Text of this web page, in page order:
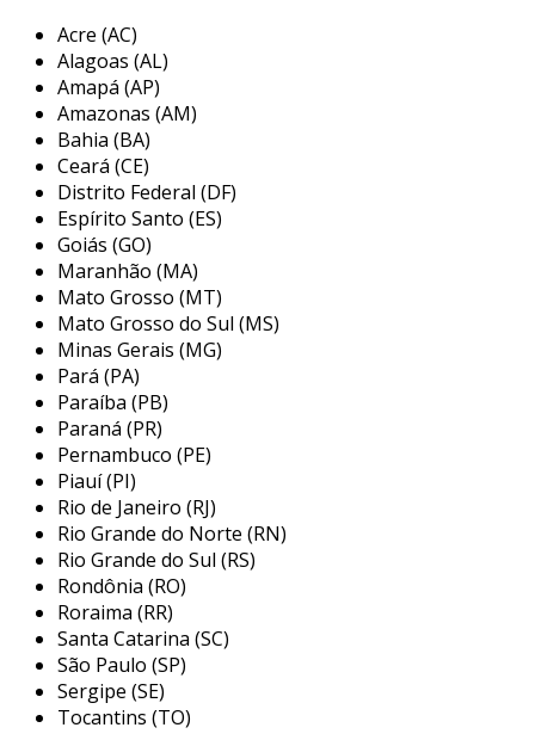
fechamento hermético.
comumente, os selos mecânicos são utilizados
em aplicações que envolvem líquidos
corrosivos, quentes ou abrasivos. o selo
mecânico tipo 21 é conhecido por sua
resistência e durabilidade, tornando-o uma
escolha popular em setores industriais como
petróleo, petroquímica, farmacêutica e
alimentícia.
principais aplicações do selo
mecânico tipo 21
o selo mecânico tipo 21 é versátil e pode ser
aplicado em diversas situações que requerem
vedação segura. ele é especialmente útil em
processos onde a integridade do sistema é
crucial. suas principais aplicações incluem:
bombas industriais:utilizado em bombas
centrífugas e de deslocamento positivo,
onde a vedação contra vazamentos é
essencial para o funcionamento eficiente.
sistemas de resfriamento:
em sistemas onde fluidos refrigerantes
Acre (AC)
Alagoas (AL)
Amapá (AP)
Amazonas (AM)
Bahia (BA)
Ceará (CE)
Distrito Federal (DF)
Espírito Santo (ES)
Goiás (GO)
Maranhão (MA)
Mato Grosso (MT)
Mato Grosso do Sul (MS)
Minas Gerais (MG)
Pará (PA)
Paraíba (PB)
Paraná (PR)
Pernambuco (PE)
Piauí (PI)
Rio de Janeiro (RJ)
Rio Grande do Norte (RN)
Rio Grande do Sul (RS)
Rondônia (RO)
Roraima (RR)
Santa Catarina (SC)
São Paulo (SP)
Sergipe (SE)
Tocantins (TO)